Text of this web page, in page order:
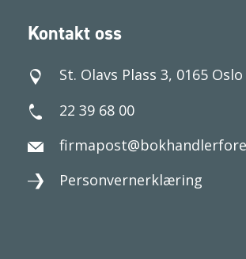
Kontakt oss
St. Olavs Plass 3, 0165 Oslo
22 39 68 00
Personvernerklæring